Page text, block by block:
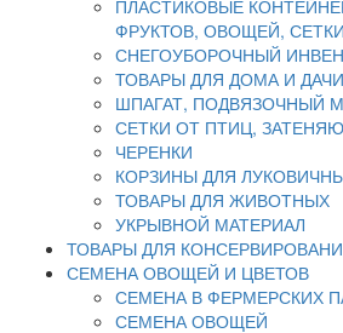
ПЛАСТИКОВЫЕ
ФРУКТОВ, ОВОЩЕЙ, СЕТКИ
СНЕГОУБОРОЧНЫЙ
ТОВАРЫ ДЛЯ ДОМА И ДАЧИ
ШПАГАТ, ПОДВЯЗОЧНЫЙ
СЕТКИ ОТ ПТИЦ,
ЧЕРЕНКИ
КОРЗИНЫ ДЛЯ
ТОВАРЫ ДЛЯ ЖИВОТНЫХ
УКРЫВНОЙ МАТЕРИАЛ
ТОВАРЫ ДЛЯ
СЕМЕНА ОВОЩЕЙ И ЦВЕТОВ
СЕМЕНА В ФЕРМЕРСКИХ
СЕМЕНА ОВОЩЕЙ